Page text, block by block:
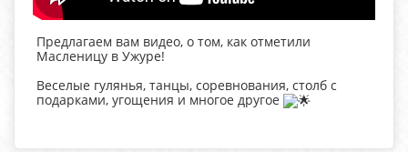
Предлагаем вам видео, о том, как отметили
Масленицу в Ужуре!
Веселые гулянья, танцы, соревнования, столб с
подарками, угощения и многое другое